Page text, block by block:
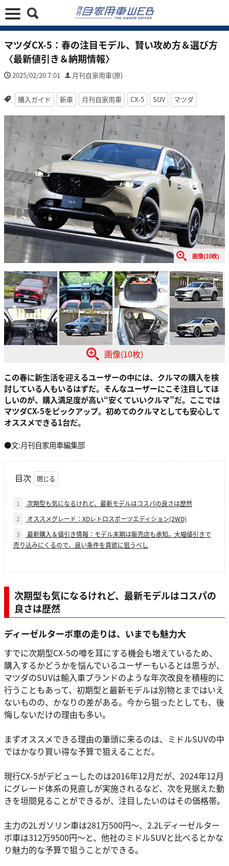
マツダCX-5：春の注目モデル、賢い攻め方＆選び方
〈最新値引き＆納期情報〉
2025/02/20 7:01 月刊自家用車(原)
購入ガイド 新車 月刊自家用車 CX-5 SUV マツダ
画像(10枚)
画像(10枚)
この春に新生活を迎えるユーザーの中には、クルマの購入を検
討している人もいるはずだ。そんなユーザーにこそ注目してほ
しいのが、購入満足度が高い“安くていいクルマ”だ。ここでは
マツダCX-5をピックアップ。初めてのクルマとしても安心して
オススメできる1台だ。
●文:月刊自家用車編集部
目次
1
次期型も気になるけれど、最新モデルはコスパの良さは歴然
2
オススメグレード：XDレトロスポーツエディション(2WD)
3
最新購入＆値引き情報：モデル末期は販売店も承知。大幅値引きで
売り込みにくるので、良い条件を貪欲に狙うべし
次期型も気になるけれど、最新モデルはコスパの
良さは歴然
ディーゼルターボ車の走りは、いまでも魅力大
すでに次期型CX-5の噂を耳にする機会も増えているため、
購入するかどうかを悩んでいるユーザーもいるとは思うが、
マツダのSUVは輸入車ブランドのような年次改良を積極的に
行うこともあって、初期型と最新モデルは別物とまではいえ
ないものの、かなりの差がある。今から狙ったとしても、後
悔しないだけの理由も多い。
まずオススメできる理由の筆頭に来るのは、ミドルSUVの中
ではかなり買い得な予算で狙えることだ。
現行CX-5がデビューしたのは2016年12月だが、2024年12月
にグレード体系の見直しが実施されるなど、次を見据えた動
きを垣間見ることができるが、注目したいのはその価格帯。
主力の2Lガソリン車は281万500円〜、2.2Lディーゼルター
ボ車は312万9500円〜と、他社のミドルSUVと比べるとかな
り魅力的な予算で狙うことができる。